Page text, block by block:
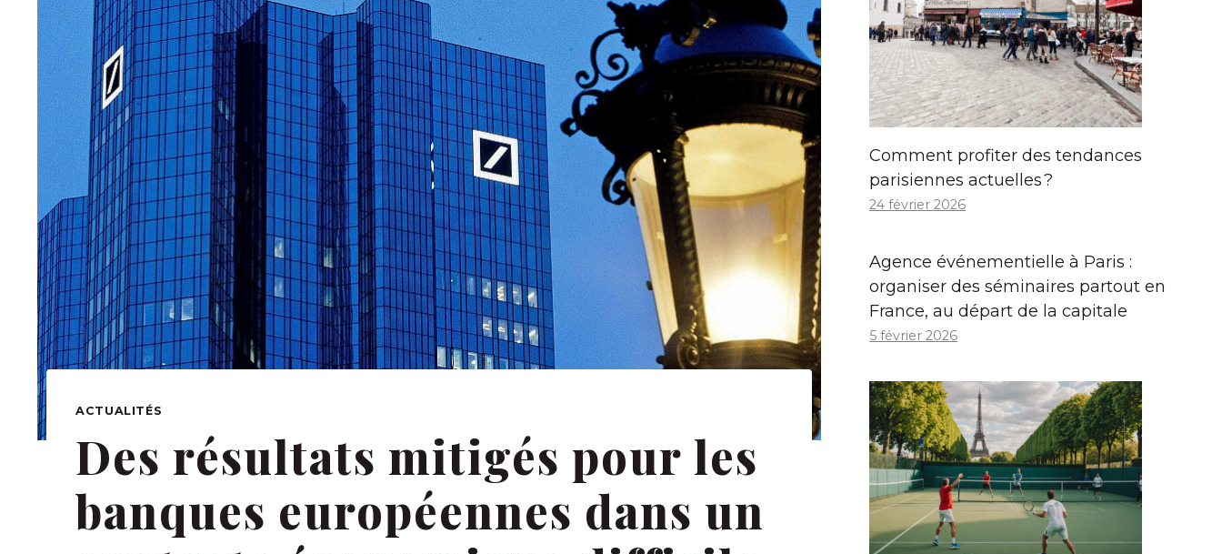
ACTUALITÉS
Des résultats mitigés pour les
banques européennes dans un
Comment profiter des tendances
parisiennes actuelles ?
24 février 2026
Agence événementielle à Paris :
organiser des séminaires partout en
France, au départ de la capitale
5 février 2026